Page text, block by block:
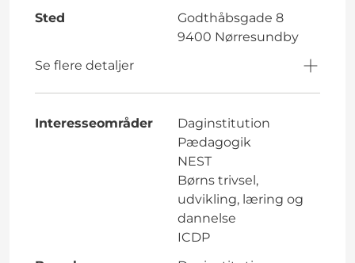
Sted
Godthåbsgade 8
9400 Nørresundby
Se flere detaljer
Interesseområder
Daginstitution
Pædagogik
NEST
Børns trivsel,
udvikling, læring og
dannelse
ICDP